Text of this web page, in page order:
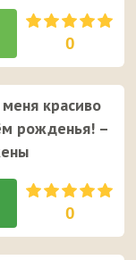
0
красиво
рожденья! –
0